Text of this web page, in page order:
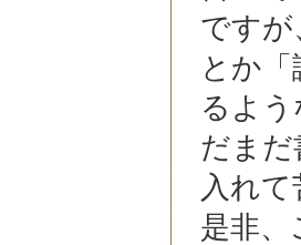
ですが
とか
るよ
だま
入れ
是非